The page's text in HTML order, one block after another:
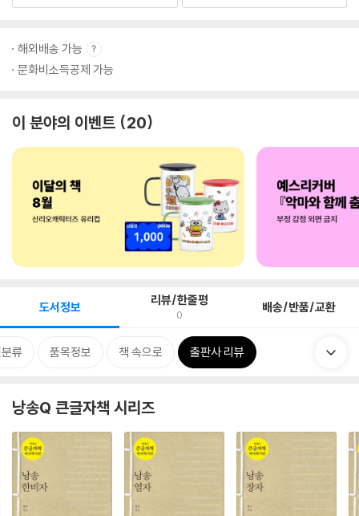
해외배송 가능
문화비소득공제 가능
이 분야의 이벤트 20
도서정보 리뷰/한줄평
0 배송/반품/교환
류 품목정보 책 속으로 출판사 리뷰
낭송Q 큰글자책 시리즈